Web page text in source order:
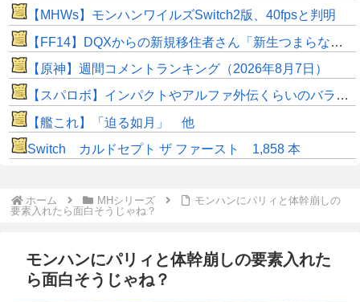
【MHWs】モンハンワイルズSwitch2版、40fpsと判明
【FF14】DQXからの新規移住者さん「新生つまらないって聞いてたけど普通に面白くてワロタｗｗ」
【原神】週間コメントランキング（2026年8月7日）
【スパロボ】インパクトやアルファ外伝くらいのバランス求む！！ → インパクトも最終的にはコアブースターで雑魚は一撃で倒せてたけどね
【艦これ】「迫る如月」 他
Switch カルドセプト ザ ファースト 1,858 本
ホーム MHシリーズ
モンハンにパリィと体幹崩しの
要素入れたら面白そうじゃね？
モンハンにパリィと体幹崩しの要素入れた
ら面白そうじゃね？